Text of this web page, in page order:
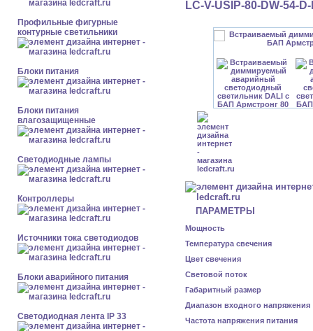
Профильные фигурные
контурные светильники
Блоки питания
Блоки питания
влагозащищенные
Светодиодные лампы
Контроллеры
Источники тока светодиодов
Блоки аварийного питания
Светодиодная лента IP 33
LC-V-USIP-80-DW-54-
ПАРАМЕТРЫ
Мощность
Температура свечения
Цвет свечения
Световой поток
Габаритный размер
Диапазон входного напряжения
Частота напряжения питания